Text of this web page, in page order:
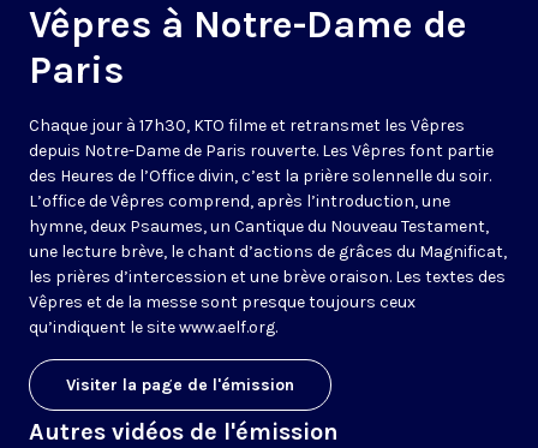
Vêpres à Notre-Dame de
Paris
Chaque jour à 17h30, KTO filme et retransmet les Vêpres
depuis Notre-Dame de Paris rouverte. Les Vêpres font partie
des Heures de l’Office divin, c’est la prière solennelle du soir.
L’office de Vêpres comprend, après l’introduction, une
hymne, deux Psaumes, un Cantique du Nouveau Testament,
une lecture brève, le chant d’actions de grâces du Magnificat,
les prières d’intercession et une brève oraison. Les textes des
Vêpres et de la messe sont presque toujours ceux
qu’indiquent le sitewww.aelf.org.
Visiter la page de l'émission
Autres vidéos de l'émission